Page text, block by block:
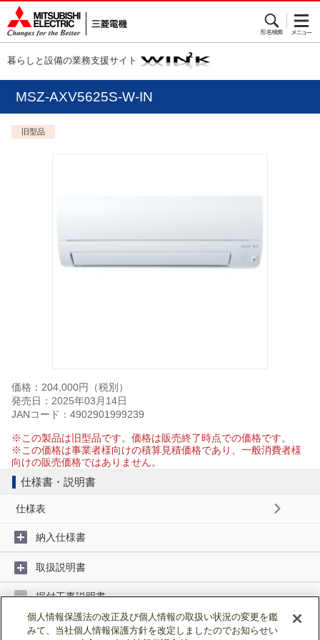
暮らしと設備の業務支援サイト
MSZ-AXV5625S-W-IN
旧型品
価格：204,000円（税別）
発売日：2025年03月14日
JANコード：4902901999239
※この製品は旧型品です。価格は販売終了時点での価格です。
※この価格は事業者様向けの積算見積価格であり、一般消費者様
向けの販売価格ではありません。
仕様書・説明書
仕様表
納入仕様書
取扱説明書
据付工事説明書
据付工事説明書 (1MB)
個人情報保護法の改正及び個人情報の取扱い状況の変更を鑑
みて、当社個人情報保護方針を改定しましたのでお知らせい